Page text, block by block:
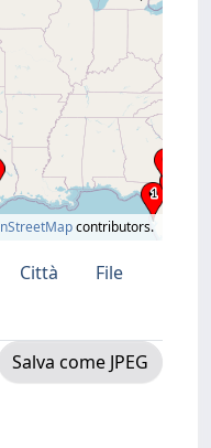
contributors.
Città
File
Salva come JPEG